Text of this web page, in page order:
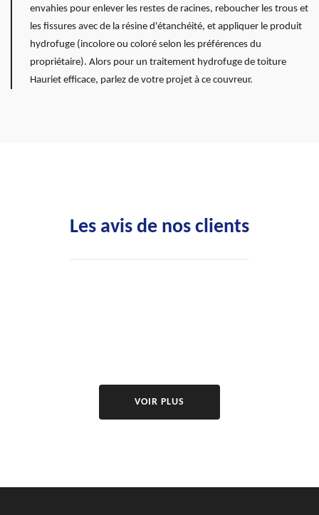
envahies pour enlever les restes de racines, reboucher les trous et
les fissures avec de la résine d'étanchéité, et appliquer le produit
hydrofuge (incolore ou coloré selon les préférences du
propriétaire). Alors pour un traitement hydrofuge de toiture
Hauriet efficace, parlez de votre projet à ce couvreur.
Les avis de nos clients
VOIR PLUS